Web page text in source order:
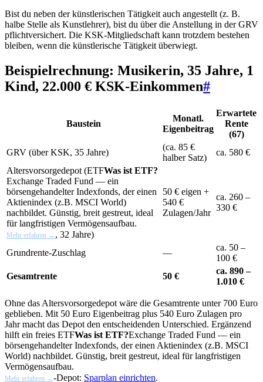
Bist du neben der künstlerischen Tätigkeit auch angestellt (z. B.
halbe Stelle als Kunstlehrer), bist du über die Anstellung in der GRV
pflichtversichert. Die KSK-Mitgliedschaft kann trotzdem bestehen
bleiben, wenn die künstlerische Tätigkeit überwiegt.
Beispielrechnung: Musikerin, 35 Jahre, 1
Kind, 22.000 € KSK-Einkommen#
Baustein
Monatl.
Eigenbeitrag
Erwartete
Rente
(67)
GRV (über KSK, 35 Jahre)
(ca. 85 €
halber Satz)
ca. 580 €
Altersvorsorgedepot (ETFWas ist ETF?
Exchange Traded Fund — ein
börsengehandelter Indexfonds, der einen
Aktienindex (z.B. MSCI World)
nachbildet. Günstig, breit gestreut, ideal
für langfristigen Vermögensaufbau.
Mehr erfahren → , 32 Jahre)
50 € eigen +
540 €
Zulagen/Jahr
ca. 260 –
330 €
Grundrente-Zuschlag —
ca. 50 –
100 €
Gesamtrente
50 €
ca. 890 –
1.010 €
Ohne das Altersvorsorgedepot wäre die Gesamtrente unter 700 Euro
geblieben. Mit 50 Euro Eigenbeitrag plus 540 Euro Zulagen pro
Jahr macht das Depot den entscheidenden Unterschied. Ergänzend
hilft ein freies ETFWas ist ETF?Exchange Traded Fund — ein
börsengehandelter Indexfonds, der einen Aktienindex (z.B. MSCI
World) nachbildet. Günstig, breit gestreut, ideal für langfristigen
Vermögensaufbau.
Mehr erfahren →-Depot: Sparplan einrichten.